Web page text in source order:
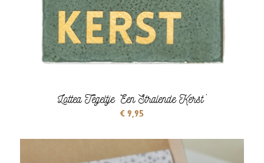
Lottea Tegeltje ‘Een Stralende Kerst’
€9,95